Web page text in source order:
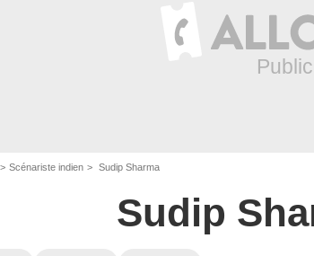
Scénariste indien Sudip Sharma
Sudip